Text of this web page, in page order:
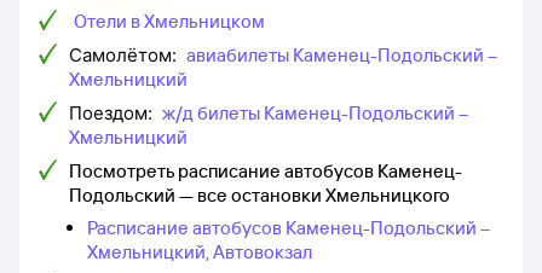
Отели в Хмельницком
Самолётом: авиабилеты Каменец-Подольский –
Хмельницкий
Поездом: ж/д билеты Каменец-Подольский –
Хмельницкий
Посмотреть расписание автобусов Каменец-
Подольский — все остановки Хмельницкого
Расписание автобусов Каменец-Подольский –
Хмельницкий, Автовокзал